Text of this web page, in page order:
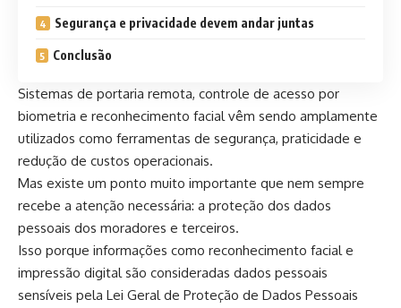
Segurança e privacidade devem andar juntas
Conclusão
Sistemas de portaria remota, controle de acesso por
biometria e reconhecimento facial vêm sendo amplamente
utilizados como ferramentas de segurança, praticidade e
redução de custos operacionais.
Mas existe um ponto muito importante que nem sempre
recebe a atenção necessária: a proteção dos dados
pessoais dos moradores e terceiros.
Isso porque informações como reconhecimento facial e
impressão digital são consideradas dados pessoais
sensíveis pela Lei Geral de Proteção de Dados Pessoais